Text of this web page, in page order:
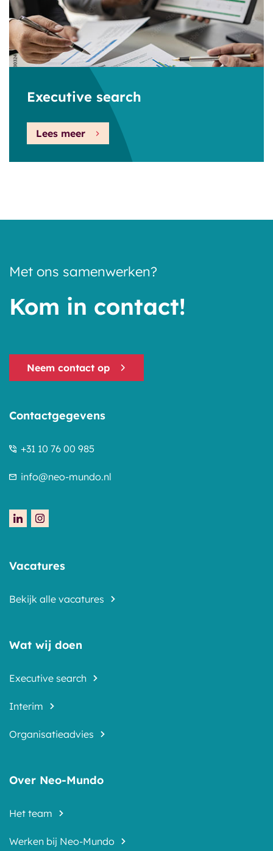
Executive search
Lees meer
Met ons samenwerken?
Kom in contact!
Neem contact op
Contactgegevens
+31 10 76 00 985
info@neo-mundo.nl
Vacatures
Bekijk alle vacatures
Wat wij doen
Executive search
Interim
Organisatieadvies
Over Neo-Mundo
Het team
Werken bij Neo-Mundo